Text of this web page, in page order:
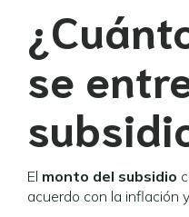
se
El monto del subsidio
acuerdo con la inflación